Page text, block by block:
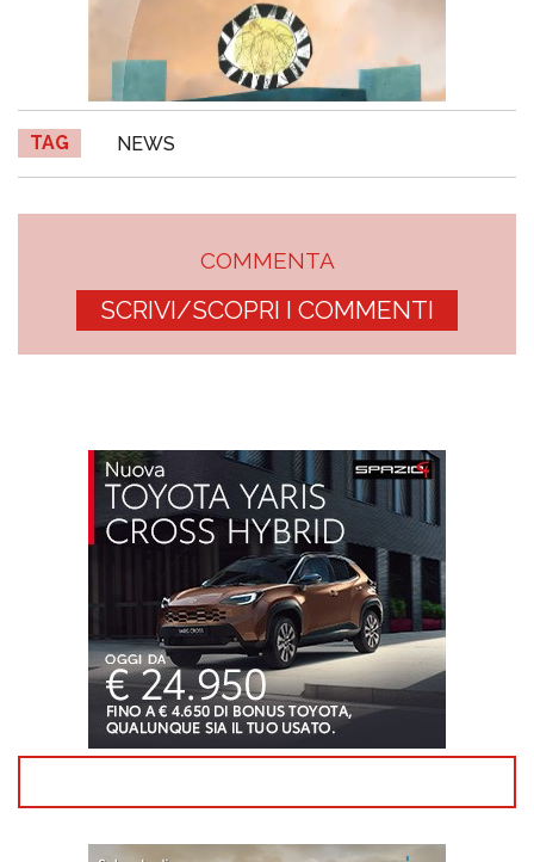
TAG NEWS
COMMENTA
SCRIVI/SCOPRI I COMMENTI